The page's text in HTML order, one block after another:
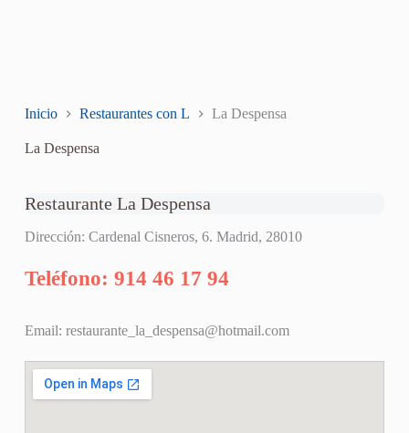
Inicio Restaurantes con L La Despensa
La Despensa
Restaurante La Despensa
Dirección: Cardenal Cisneros, 6. Madrid, 28010
Teléfono: 914 46 17 94
Email: restaurante_la_despensa@hotmail.com